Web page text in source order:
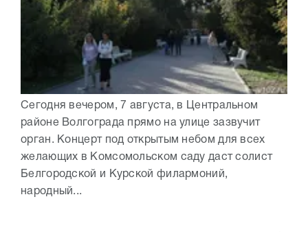
Сегодня вечером, 7 августа, в Центральном
районе Волгограда прямо на улице зазвучит
орган. Концерт под открытым небом для всех
желающих в Комсомольском саду даст солист
Белгородской и Курской филармоний,
народный...